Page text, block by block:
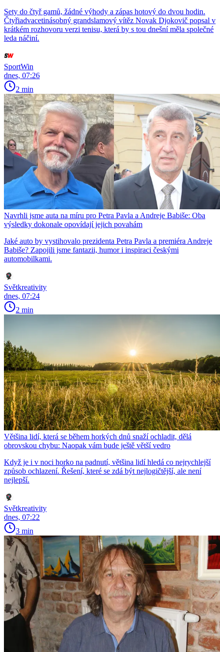
Sety do čtyř gamů, žádné výhody a zápas hotový do dvou hodin.
Čtyřiadvacetinásobný grandslamový vítěz Novak Djokovič popsal v
krátkém rozhovoru verzi tenisu, která by s tou dnešní měla společné
leda náčiní.
SportWin
dnes, 07:26
2 min
Navrhli jsme auta na míru pro Petra Pavla a Andreje Babiše: Oba
výsledky dokonale opovídají jejich povahám
Jaké auto by vystihovalo prezidenta Petra Pavla a premiéra Andreje
Babiše? Zapojili jsme fantazii, humor i inspiraci českými
automobilkami.
Světkreativity
dnes, 07:24
2 min
Většina lidí, která se během horkých dnů snaží ochladit, dělá
obrovskou chybu: Naopak vám bude ještě větší vedro
Když je i v noci horko na padnutí, většina lidí hledá co nejrychlejší
způsob ochlazení. Řešení, které se zdá být nejlogičtější, ale není
nejlepší.
Světkreativity
dnes, 07:22
3 min